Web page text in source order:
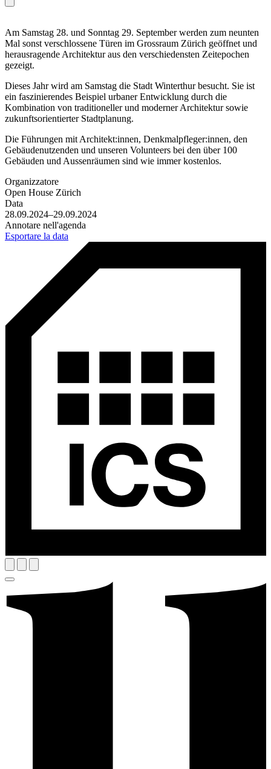
Am Samstag 28. und Sonntag 29. September werden zum neunten
Mal sonst verschlossene Türen im Grossraum Zürich geöffnet und
herausragende Architektur aus den verschiedensten Zeitepochen
gezeigt.
Dieses Jahr wird am Samstag die Stadt Winterthur besucht. Sie ist
ein faszinierendes Beispiel urbaner Entwicklung durch die
Kombination von traditioneller und moderner Architektur sowie
zukunftsorientierter Stadtplanung.
Die Führungen mit Architekt:innen, Denkmalpfleger:innen, den
Gebäudenutzenden und unseren Volunteers bei den über 100
Gebäuden und Aussenräumen sind wie immer kostenlos.
Organizzatore
Open House Zürich
Data
28.09.2024–29.09.2024
Annotare nell'agenda
Esportare la data